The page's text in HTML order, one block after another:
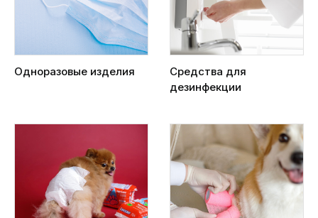
Одноразовые изделия
Средства для
дезинфекции